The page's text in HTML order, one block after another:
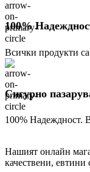
100%
Всички продукти
Сигурно
100% Надеждност.
Нашият онлайн
качествени,